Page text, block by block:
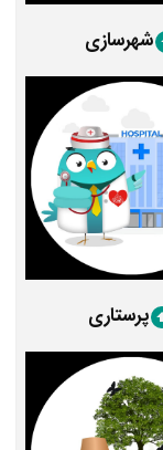
شهرسازی
پرستاری